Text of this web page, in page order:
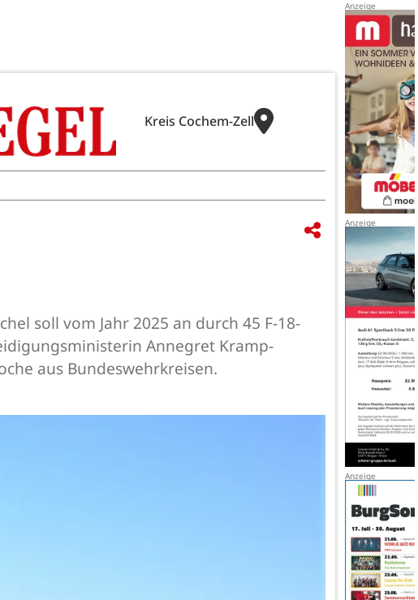
Kreis Cochem-Zell
soll vom Jahr 2025 an durch 45 F-18-
Annegret Kramp-
aus Bundeswehrkreisen.